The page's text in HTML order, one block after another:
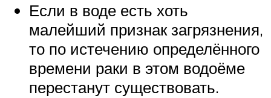
Если в воде есть хоть
малейший признак загрязнения,
то по истечению определённого
времени раки в этом водоёме
перестанут существовать.